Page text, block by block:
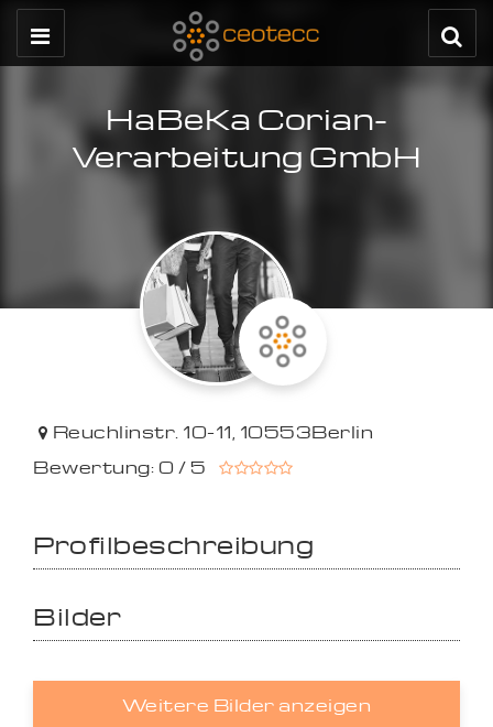
HaBeKa Corian-
Verarbeitung GmbH
Reuchlinstr. 10-11, 10553Berlin
Bewertung: 0 / 5
Profilbeschreibung
Bilder
Weitere Bilder anzeigen